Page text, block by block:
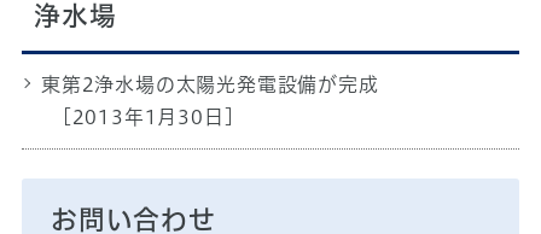
浄水場
東第2浄水場の太陽光発電設備が完成
[2013年1月30日]
お問い合わせ